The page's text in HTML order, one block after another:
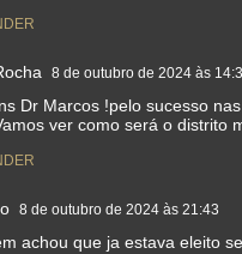
8 de outubro de 2024 às
Dr Marcos !pelo sucesso
ver como será o distrito
8 de outubro de 2024 às 21:43
achou que ja estava eleito